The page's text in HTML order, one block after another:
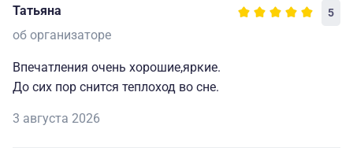
Татьяна 5
об организаторе
Впечатления очень хорошие,яркие.
До сих пор снится теплоход во сне.
3 августа 2026